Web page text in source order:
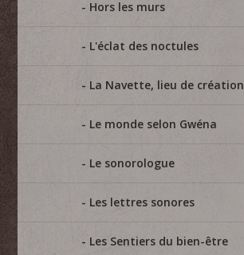
Hors les murs
L'éclat des noctules
La Navette, lieu de création
Le monde selon Gwéna
Le sonorologue
Les lettres sonores
Les Sentiers du bien-être